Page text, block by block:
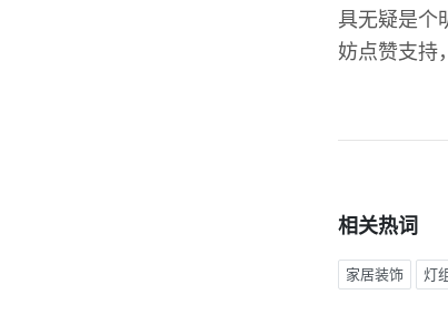
具无疑是个
妨点赞支持
相关热词
家居装饰 灯